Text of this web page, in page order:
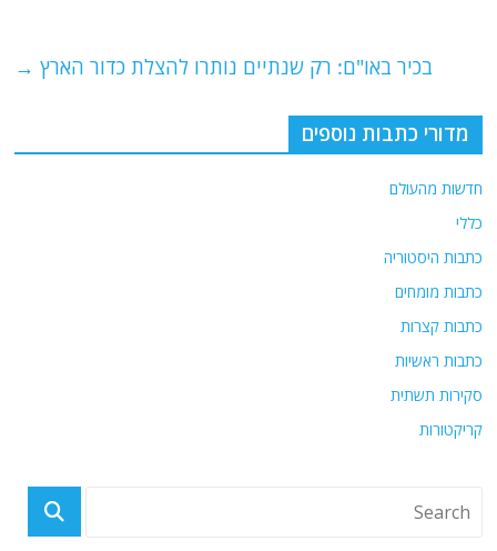
k
בכיר באו"ם: רק שנתיים נותרו להצלת כדור הארץ →
מדורי כתבות נוספים
חדשות מהעולם
כללי
כתבות היסטוריה
כתבות מומחים
כתבות קצרות
כתבות ראשיות
סקירות תשתית
קריקטורות